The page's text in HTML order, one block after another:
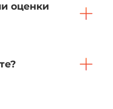
оценки